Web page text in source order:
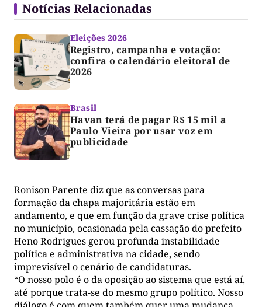
Notícias Relacionadas
Eleições 2026
Registro, campanha e votação:
confira o calendário eleitoral de
2026
Brasil
Havan terá de pagar R$ 15 mil a
Paulo Vieira por usar voz em
publicidade
Ronison Parente diz que as conversas para
formação da chapa majoritária estão em
andamento, e que em função da grave crise política
no município, ocasionada pela cassação do prefeito
Heno Rodrigues gerou profunda instabilidade
política e administrativa na cidade, sendo
imprevisível o cenário de candidaturas.
“O nosso polo é o da oposição ao sistema que está aí,
até porque trata-se do mesmo grupo político. Nosso